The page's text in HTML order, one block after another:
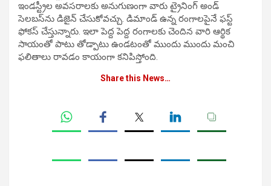
ఇండస్ట్రీల అవసరాలకు అనుగుణంగా వారు ట్రైనింగ్‌ అండ్
సెలబస్‌ను డిజైన్ చేసుకోవచ్చు. డిమాండ్ ఉన్న రంగాలపైనే ఫస్ట్
ఫోకస్ చేస్తున్నారు. ఇలా పెద్ద పెద్ద రంగాలకు చెందిన వారి ఆర్థిక
సాయంతో పాటు తోడ్పాటు ఉండటంతో ముందు ముందు మంచి
ఫలితాలు రావడం కాయంగా కనిపిస్తోంది.
Share this News…